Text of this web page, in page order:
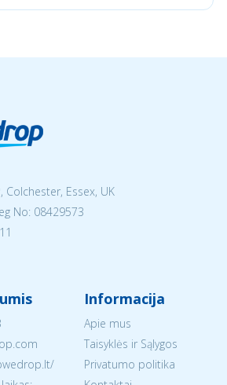
Colchester, Essex, UK
No: 08429573
Informacija
Apie mus
Taisyklės ir Sąlygos
Privatumo politika